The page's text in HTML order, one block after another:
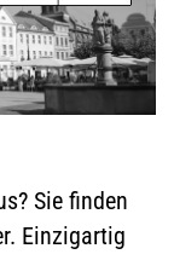
Sie finden
Einzigartig